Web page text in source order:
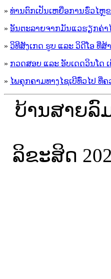
» ທ່ານຕົກເປັນເຫຍື່ອການຮົ່ວໄຫຼ
» ອັນຕະລາຍຈາກມັນແວຮຽກຄ່າໄ
» ວິທີສັງເກດ ຮູບ ແລະ ວິດີໂອ ທີ່ສ້
» ກວດສອບ ແລະ ອັບເດດວິນໂດ
» ໄພຄຸກຄາມທາງໄຊເບີທົ່ວໄປ ທີ່
ບ້ານສາຍລົ
ລິຂະສິດ